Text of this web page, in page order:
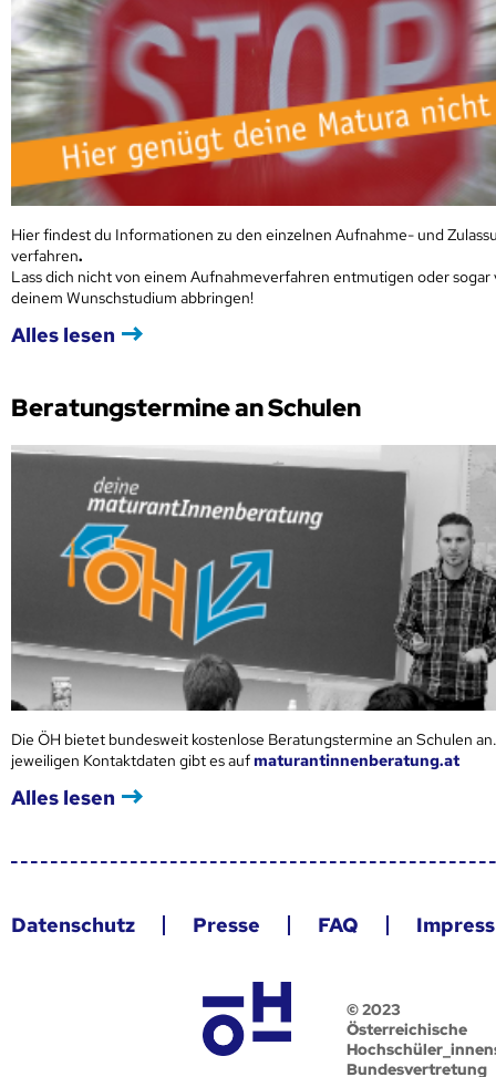
Hier findest du Informationen zu den einzelnen Aufnahme- und
verfahren.
Lass dich nicht von einem Aufnahmeverfahren entmutigen oder sogar
deinem Wunschstudium abbringen!
Alles lesen
Beratungstermine an Schulen
Die ÖH bietet bundesweit kostenlose Beratungstermine an Schulen
jeweiligen Kontaktdaten gibt es aufmaturantinnenberatung.at
Alles lesen
Datenschutz Presse FAQ
© 2023
Österreichische
Bundesvertretung